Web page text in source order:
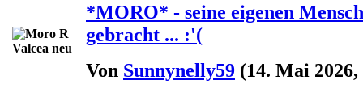
*MORO* - seine eigenen
gebracht ... :'(
Von Sunnynelly59 (14. Mai 2026,